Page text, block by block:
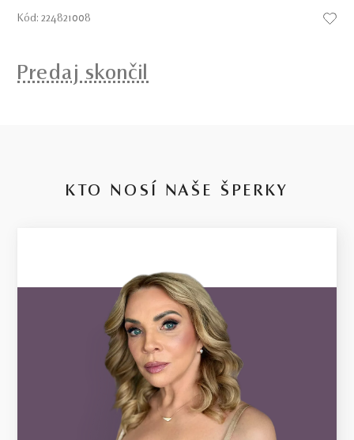
Kód: 224821008
Predaj skončil
KTO NOSÍ NAŠE ŠPERKY